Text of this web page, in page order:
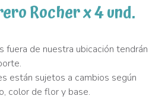
Rocher x 4 und.
fuera de nuestra ubicación tendrán
están sujetos a cambios según
color de flor y base.